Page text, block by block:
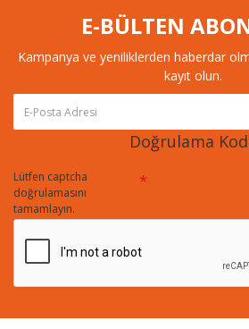
E-BÜLTEN
Kampanya ve yeniliklerden haberdar
kayıt olun.
Doğrulama
Lütfen captcha
doğrulamasını
tamamlayın.